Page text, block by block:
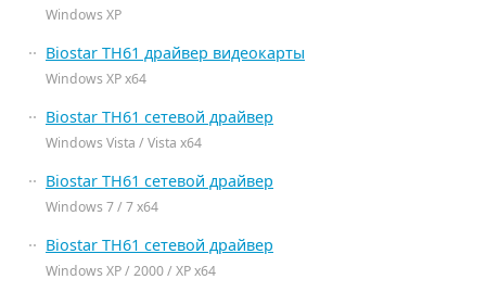
Windows XP
Biostar TH61 драйвер видеокарты
Windows XP x64
Biostar TH61 сетевой драйвер
Windows Vista / Vista x64
Biostar TH61 сетевой драйвер
Windows 7 / 7 x64
Biostar TH61 сетевой драйвер
Windows XP / 2000 / XP x64